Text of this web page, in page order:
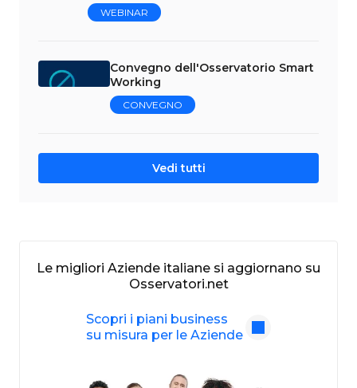
WEBINAR
Convegno dell'Osservatorio Smart
Working
CONVEGNO
Vedi tutti
Le migliori Aziende italiane si aggiornano su
Osservatori.net
Scopri i piani business
su misura per le Aziende